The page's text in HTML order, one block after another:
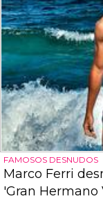
FAMOSOS DESNUDOS
Marco Ferri
'Gran Hermano